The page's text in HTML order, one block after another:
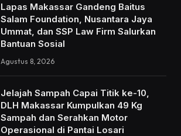
Lapas Makassar Gandeng Baitus
Salam Foundation, Nusantara Jaya
Ummat, dan SSP Law Firm Salurkan
Bantuan Sosial
Agustus 8, 2026
Jelajah Sampah Capai Titik ke-10,
DLH Makassar Kumpulkan 49 Kg
Sampah dan Serahkan Motor
Operasional di Pantai Losari